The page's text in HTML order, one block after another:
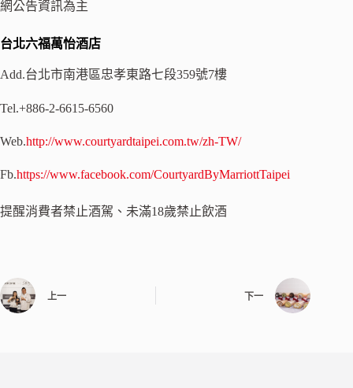
網公告資訊為主
台北六福萬怡酒店
Add.台北市南港區忠孝東路七段359號7樓
Tel.+886-2-6615-6560
Web.http://www.courtyardtaipei.com.tw/zh-TW/
Fb.https://www.facebook.com/CourtyardByMarriottTaipei
提醒消費者禁止酒駕、未滿18歲禁止飲酒
上一 下一